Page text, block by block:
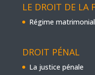
LE DROIT DE LA
Régime
DROIT PÉNAL
La justice pénale